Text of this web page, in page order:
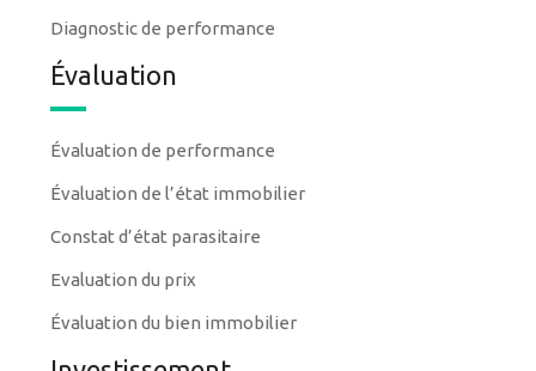
Diagnostic de performance
Évaluation
Évaluation de performance
Évaluation de l’état immobilier
Constat d’état parasitaire
Evaluation du prix
Évaluation du bien immobilier